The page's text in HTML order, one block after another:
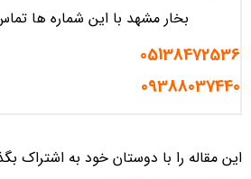
بخار مشهد با این شماره ها
05138472536
09388037440
این مقاله را با دوستان خود به اشتراک